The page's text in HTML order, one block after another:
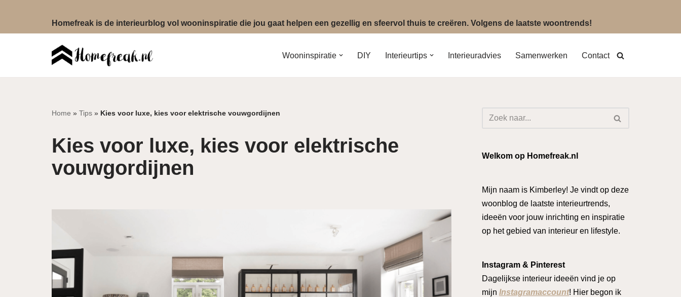
Homefreak is de interieurblog vol wooninspiratie die jou gaat helpen een gezellig en sfeervol thuis te creëren. Volgens de laatste woontrends!
Wooninspiratie DIY Interieurtips Interieuradvies Samenwerken Contact
Home » Tips » Kies voor luxe, kies voor elektrische vouwgordijnen
Kies voor luxe, kies voor elektrische
vouwgordijnen
Welkom op Homefreak.nl
Mijn naam is Kimberley! Je vindt op deze
woonblog de laatste interieurtrends,
ideeën voor jouw inrichting en inspiratie
op het gebied van interieur en lifestyle.
Instagram & Pinterest
Dagelijkse interieur ideeën vind je op
mijn Instagramaccount! Hier begon ik